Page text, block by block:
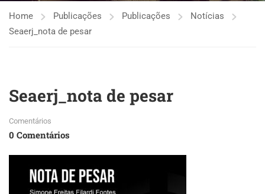
Home Publicações Publicações
Notícias
Seaerj_nota de pesar
Seaerj_nota de pesar
Comentários
0 Comentários